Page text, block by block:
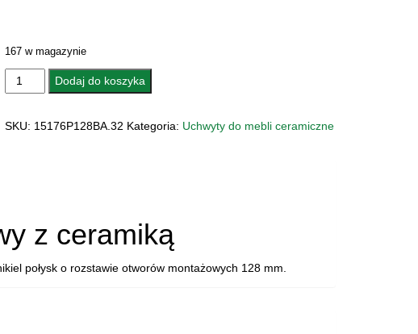
167 w magazynie
ilość
UCHWYT
Dodaj do koszyka
SKU: 15176P128BA.32 Kategoria: Uchwyty do mebli ceramiczne
z ceramiką
połysk o rozstawie otworów montażowych 128 mm.